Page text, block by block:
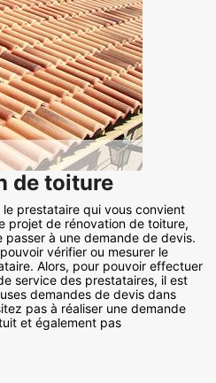
de toiture
prestataire qui vous convient
projet de rénovation de toiture,
passer à une demande de devis.
vérifier ou mesurer le
Alors, pour pouvoir effectuer
service des prestataires, il est
demandes de devis dans
pas à réaliser une demande
et également pas